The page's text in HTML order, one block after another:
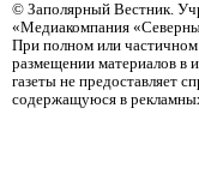
© Заполярный Вестник.
«Медиакомпания
При полном или частичном
размещении материалов в
газеты не предоставляет
содержащуюся в